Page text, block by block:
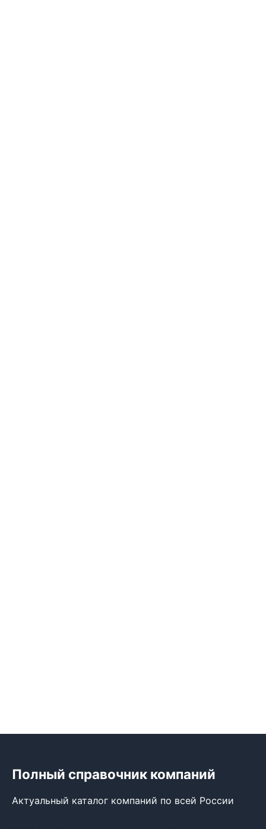
Полный справочник компаний
Актуальный каталог компаний по всей России